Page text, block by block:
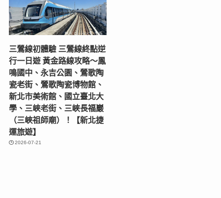
三鶯線初體驗 三鶯線終點逆
行一日遊 黃金路線攻略～鳳
鳴國中、永吉公園、鶯歌陶
瓷老街、鶯歌陶瓷博物館、
新北市美術館、國立臺北大
學、三峽老街、三峽長福巖
（三峽祖師廟）！【新北捷
運旅遊】
2026-07-21